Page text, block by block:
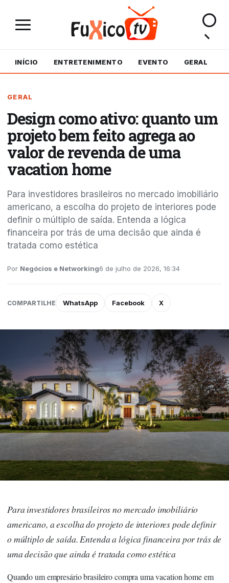
INÍCIO ENTRETENIMENTO EVENTO GERAL
GERAL
Design como ativo: quanto um
projeto bem feito agrega ao
valor de revenda de uma
vacation home
Para investidores brasileiros no mercado imobiliário
americano, a escolha do projeto de interiores pode
definir o múltiplo de saída. Entenda a lógica
financeira por trás de uma decisão que ainda é
tratada como estética
Por Negócios e Networking6 de julho de 2026, 16:34
COMPARTILHE WhatsApp Facebook X
Para investidores brasileiros no mercado imobiliário
americano, a escolha do projeto de interiores pode definir
o múltiplo de saída. Entenda a lógica financeira por trás de
uma decisão que ainda é tratada como estética
Quando um empresário brasileiro compra uma vacation home em